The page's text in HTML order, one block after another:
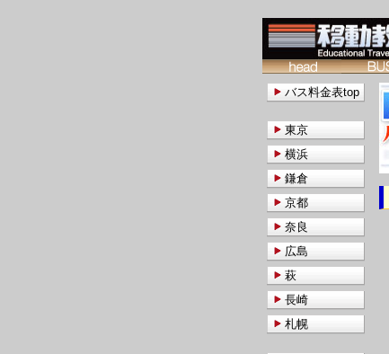
バス料金表top
東京
横浜
鎌倉
京都
奈良
広島
萩
長崎
札幌